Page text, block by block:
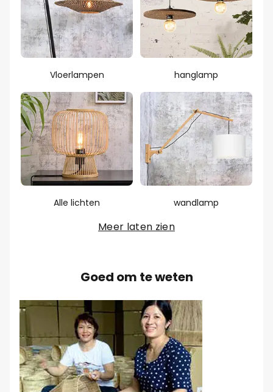
Vloerlampen hanglamp
Alle lichten wandlamp
Meer laten zien
Goed om te weten